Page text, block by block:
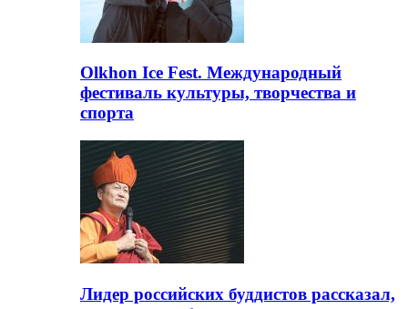
Olkhon Ice Fest. Международный
фестиваль культуры, творчества и
спорта
Лидер российских буддистов рассказал,